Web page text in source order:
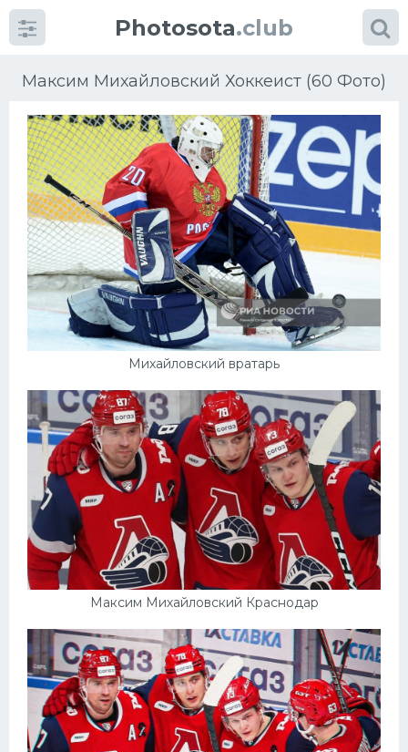
Photosota.club
Максим Михайловский Хоккеист (60 Фото)
Михайловский вратарь
Максим Михайловский Краснодар
КатегорииФото
Еще картинки...
Футбол
Баскетбол
Велогонки
Конькобежный спорт
Тренажеры
Интерьер квартиры